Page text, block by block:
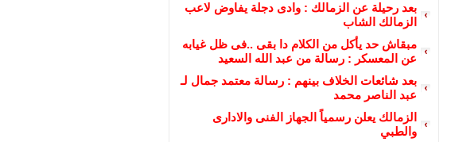
بعد رحيلة عن الزمالك : وادى دجلة يفاوض لاعب
الزمالك الشاب
مبقاش حد يأكل من الكلام دا بقى ..فى ظل غيابه
عن المعسكر : رسالة من عبد الله السعيد
بعد شائعات الخلاف بينهم : رسالة معتمد جمال لـ
عبد الناصر محمد
الزمالك يعلن رسمياً الجهاز الفنى والادارى
والطبي